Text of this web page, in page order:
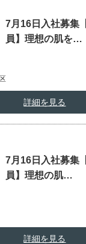
7月16日入社募集
員】理想の肌を…
詳細を見る
7月16日入社募集
員】理想の肌…
詳細を見る